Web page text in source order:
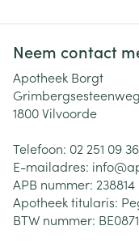
Neem contact
Apotheek Borgt
1800Vilvoorde
Telefoon: 02 251 09 36
E-mailadres: info@
APB nummer: 238814
Apotheek titularis:
BTW nummer: